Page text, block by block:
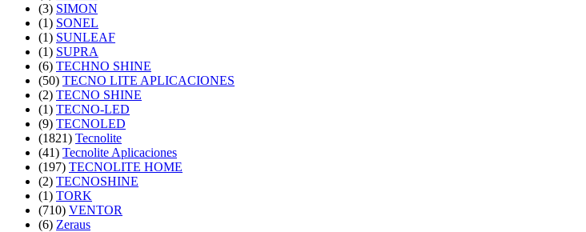
(3) SIMON
(1) SONEL
(1) SUNLEAF
(1) SUPRA
(6) TECHNO SHINE
(50) TECNO LITE APLICACIONES
(2) TECNO SHINE
(1) TECNO-LED
(9) TECNOLED
(1821) Tecnolite
(41) Tecnolite Aplicaciones
(197) TECNOLITE HOME
(2) TECNOSHINE
(1) TORK
(710) VENTOR
(6) Zeraus